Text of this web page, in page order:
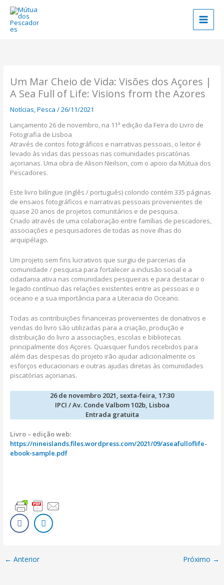
content
Um Mar Cheio de Vida: Visões dos Açores |
A Sea Full of Life: Visions from the Azores
Notícias ,Pesca /26/11/2021
Lançamento 26 de novembro, na 11ª edição da Feira do Livro de
Fotografia de Lisboa
Através de contos fotográficos e narrativas pessoais, o leitor é
levado às vidas das pessoas nas comunidades piscatórias
açorianas. Uma obra de Alison Neilson, com o apoio da Mútua dos
Pescadores.
Este livro bilíngue (inglês / português) colorido contém 335 páginas
de ensaios fotográficos e narrativas pessoais provenientes de
quase 20 anos de projetos comunitários e de pesquisa.
Criado através de uma colaboração entre famílias de pescadores,
associações e pesquisadores de todas as nove ilhas do
arquipélago.
Um projeto sem fins lucrativos que surgiu de parcerias da
comunidade / pesquisa para fortalecer a inclusão social e a
cidadania ativa nas comunidades pesqueiras e para destacar o
legado contínuo das relações existentes entre as pessoas e o
oceano e a sua importância para a Literacia do Oceano.
Todas as contribuições financeiras provenientes de donativos e
vendas do livro são utilizadas para a criação, produção e
distribuição do livro a associações, escolas e bibliotecas
principalmente dos Açores. Quaisquer fundos recebidos para
além das despesas do projeto irão ajudar adicionalmente os
esforços educacionais e outras ajudas diretas às comunidades
piscatórias açorianas.
26 de novembro 2021, sexta-feira, 17:30
IPCI / Av. Conde Valbom 102b, Lisboa
Entrada gratuita
Livro – edição web:
https://nineislands.files.wordpress.com/2021/09/aseafulloflife-
ebook-sample.pdf
← Anterior Próximo →